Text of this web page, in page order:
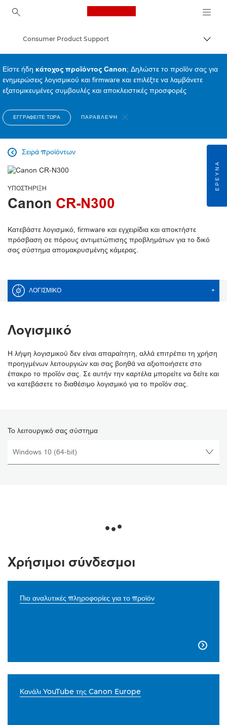
Canon Logo, back to
Consumer Product Support
Είστε ήδη κάτοχος προϊόντος Canon; Δηλώστε το προϊόν σας για
ενημερώσεις λογισμικού και firmware και επιλέξτε να λαμβάνετε
εξατομικευμένες συμβουλές και αποκλειστικές προσφορές
ΕΓΓΡΑΦΕΊΤΕ ΤΏΡΑ ΠΑΡΆΒΛΕΨΗ
Σειρά προϊόντων

ΥΠΟΣΤΉΡΙΞΗ
Canon CR-N300
Κατεβάστε λογισμικό, firmware και εγχειρίδια και αποκτήστε
πρόσβαση σε πόρους αντιμετώπισης προβλημάτων για το δικό
σας σύστημα απομακρυσμένης κάμερας.
ΛΟΓΙΣΜΙΚΌ +
Λογισμικό
Η λήψη λογισμικού δεν είναι απαραίτητη, αλλά επιτρέπει τη χρήση
προηγμένων λειτουργιών και σας βοηθά να αξιοποιήσετε στο
έπακρο το προϊόν σας. Σε αυτήν την καρτέλα μπορείτε να δείτε και
να κατεβάσετε το διαθέσιμο λογισμικό για το προϊόν σας.
Το λειτουργικό σας σύστημα
Χρήσιμοι σύνδεσμοι
Πιο αναλυτικές πληροφορίες για το προϊόν

Κανάλι YouTube της Canon Europe
ΈΡΕΥΝΑ